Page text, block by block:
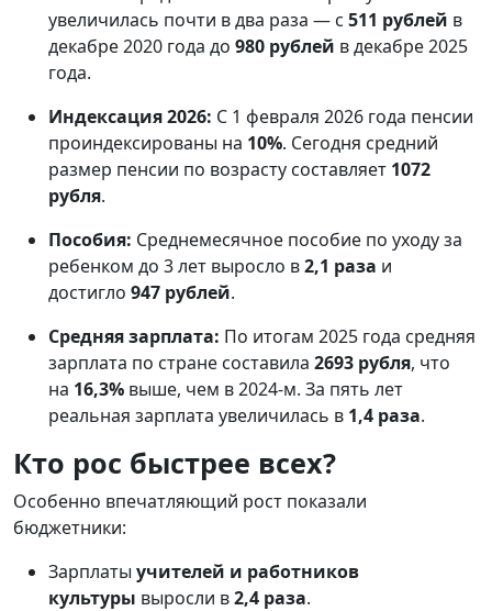
увеличилась почти в два раза — с 511 рублей в
декабре 2020 года до 980 рублей в декабре 2025
года.
Индексация 2026: С 1 февраля 2026 года пенсии
проиндексированы на 10%. Сегодня средний
размер пенсии по возрасту составляет 1072
рубля.
Пособия: Среднемесячное пособие по уходу за
ребенком до 3 лет выросло в2,1 раза и
достигло 947 рублей.
Средняя зарплата: По итогам 2025 года средняя
зарплата по стране составила 2693 рубля, что
на 16,3% выше, чем в 2024-м. За пять лет
реальная зарплата увеличилась в 1,4 раза.
Кто рос быстрее всех?
Особенно впечатляющий рост показали
бюджетники:
Зарплаты учителей и работников
культуры выросли в2,4 раза.